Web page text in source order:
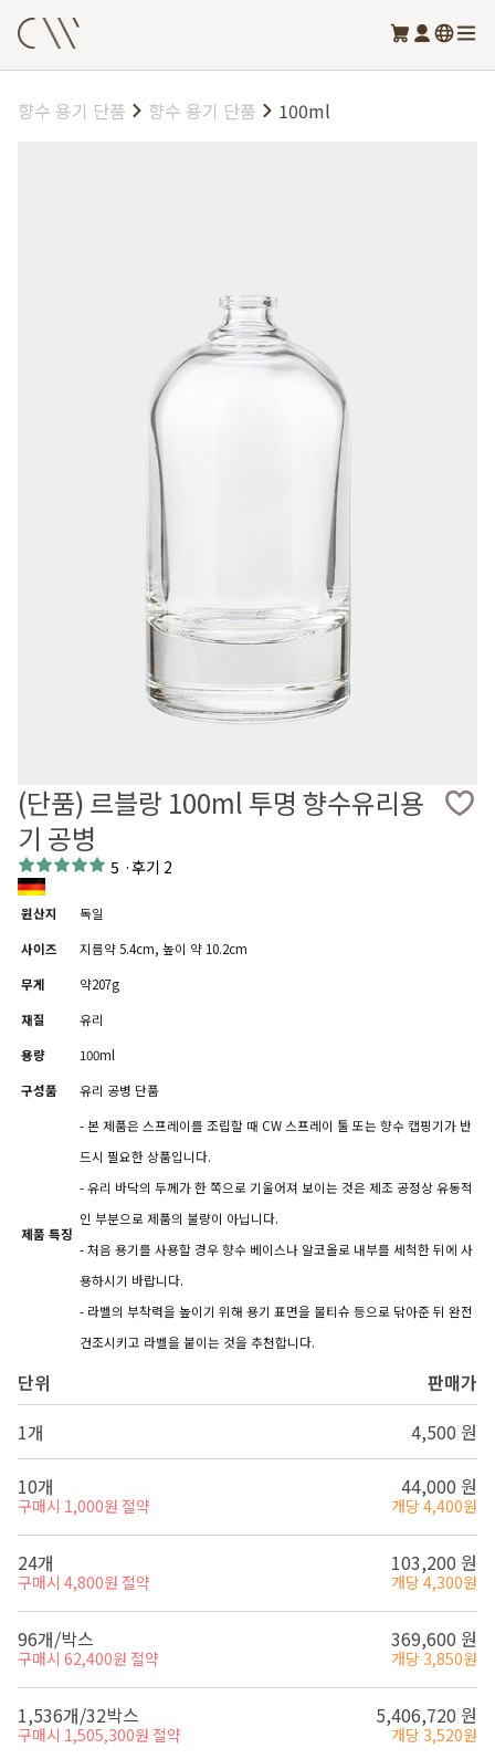
향수 용기 단품 향수 용기 단품 100ml
(단품) 르블랑 100ml 투명 향수유리용
기 공병
5 ·후기 2
원산지
독일
사이즈
지름약 5.4cm, 높이 약 10.2cm
무게
약207g
재질
유리
용량
100ml
구성품
유리 공병 단품
제품 특징
- 본 제품은 스프레이를 조립할 때 CW 스프레이 툴 또는 향수 캡핑기가 반
드시 필요한 상품입니다.
- 유리 바닥의 두께가 한 쪽으로 기울어져 보이는 것은 제조 공정상 유동적
인 부분으로 제품의 불량이 아닙니다.
- 처음 용기를 사용할 경우 향수 베이스나 알코올로 내부를 세척한 뒤에 사
용하시기 바랍니다.
- 라벨의 부착력을 높이기 위해 용기 표면을 물티슈 등으로 닦아준 뒤 완전
건조시키고 라벨을 붙이는 것을 추천합니다.
단위
판매가
1개
4,500 원
10개
구매시 1,000원 절약
44,000 원
개당 4,400원
24개
구매시 4,800원 절약
103,200 원
개당 4,300원
96개/박스
구매시 62,400원 절약
369,600 원
개당 3,850원
1,536개/32박스
구매시 1,505,300원 절약
5,406,720 원
개당 3,520원